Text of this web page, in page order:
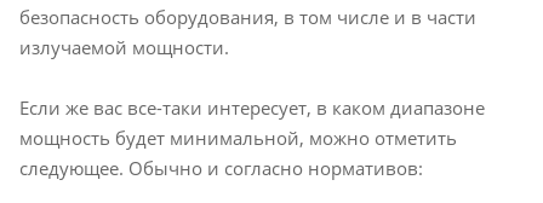
безопасность оборудования, в том числе и в части
излучаемой мощности.
Если же вас все-таки интересует, в каком диапазоне
мощность будет минимальной, можно отметить
следующее. Обычно и согласно нормативов: